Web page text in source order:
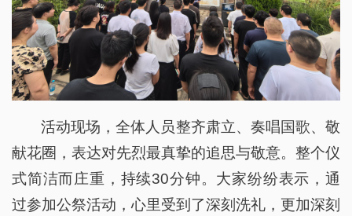
活动现场，全体人员整齐肃立、奏唱国歌、敬
献花圈，表达对先烈最真挚的追思与敬意。整个仪
式简洁而庄重，持续30分钟。大家纷纷表示，通
过参加公祭活动，心里受到了深刻洗礼，更加深刻